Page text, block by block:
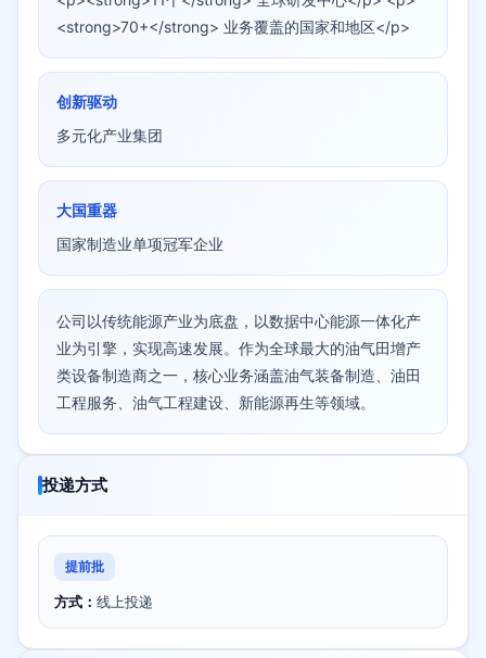
<strong>70+</strong> 业务覆盖的国家和地区</p>
创新驱动
多元化产业集团
大国重器
国家制造业单项冠军企业
公司以传统能源产业为底盘，以数据中心能源一体化产
业为引擎，实现高速发展。作为全球最大的油气田增产
类设备制造商之一，核心业务涵盖油气装备制造、油田
工程服务、油气工程建设、新能源再生等领域。
投递方式
提前批
方式： 线上投递